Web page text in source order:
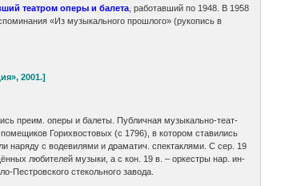
театром оперы и балета , работавший по 1948. В 1958
«Из музыкального прошлого» (рукопись в
2001.]
пре­им. опе­ры и ба­ле­ты. Пуб­лич­ная му­зы­каль­но-те­ат­
Го­ри­хво­сто­вых (с 1796), в ко­то­ром ста­ви­лись
на­ря­ду с во­де­ви­ля­ми и дра­ма­тич. спек­так­ля­ми. С сер. 19
лю­би­те­лей му­зы­ки, а с кон. 19 в. – ор­ке­ст­ры нар. ин­
Пе­ст­ров­ско­го сте­коль­но­го за­во­да.